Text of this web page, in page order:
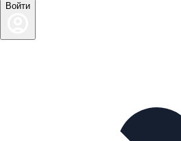
Войти